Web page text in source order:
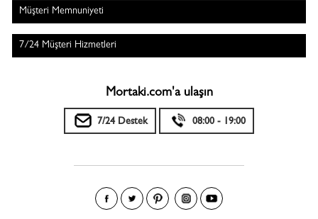
Müşteri Memnuniyeti
7/24 Müşteri Hizmetleri
Mortaki.com'a ulaşın
7/24 Destek 08:00 - 19:00